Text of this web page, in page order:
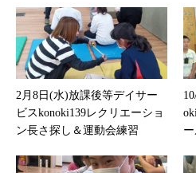
2月8日(水)放課後等デイサー
ビスkonoki139レクリエーショ
ン長さ探し＆運動会練習